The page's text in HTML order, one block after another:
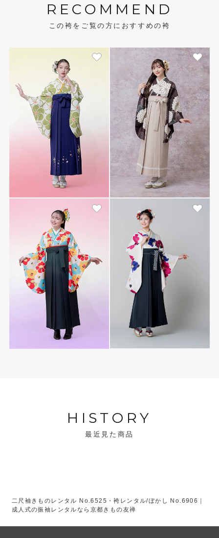
RECOMMEND
この袴をご覧の方におすすめの袴
HISTORY
最近見た商品
二尺袖きものレンタル No.6525・袴レンタル/ぼかし No.6906｜
成人式の振袖レンタルなら京都きもの友禅